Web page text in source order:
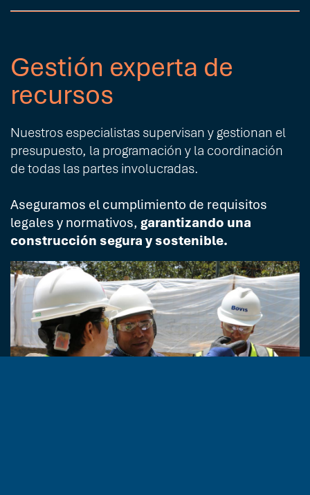
Gestión experta de
recursos
Nuestros especialistas supervisan y gestionan el
presupuesto, la programación y la coordinación
de todas las partes involucradas.
Aseguramos el cumplimiento de requisitos
legales y normativos, garantizando una
construcción segura y sostenible.